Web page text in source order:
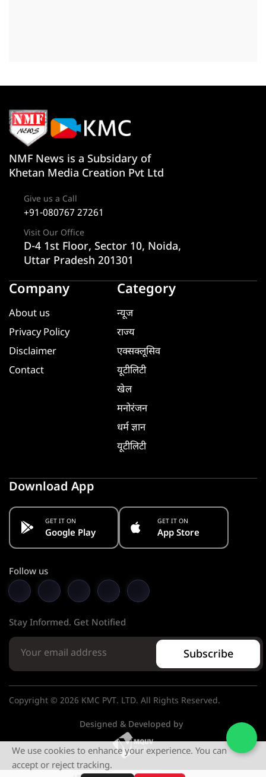
NMF News is a Subsidary of
Khetan Media Creation Pvt Ltd
Give us a Call
+91-080767 27261
Visit Our Office
D-4 1st Floor, Sector 10, Noida,
Uttar Pradesh 201301
Company
About us
Privacy Policy
Disclaimer
Contact
Category
न्यूज
राज्य
एक्सक्लूसिव
यूटीलिटी
खेल
मनोरंजन
धर्म ज्ञान
यूटीलिटी
Download App
GET IT ON
Google Play
GET IT ON
App Store
Follow us
Stay Informed. Get Notified
Subscribe
Copyright © 2026 KMC PVT. LTD. All Rights Reserved.
Designed & Developed by
We use cookies to enhance your experience. You can
accept or reject tracking.